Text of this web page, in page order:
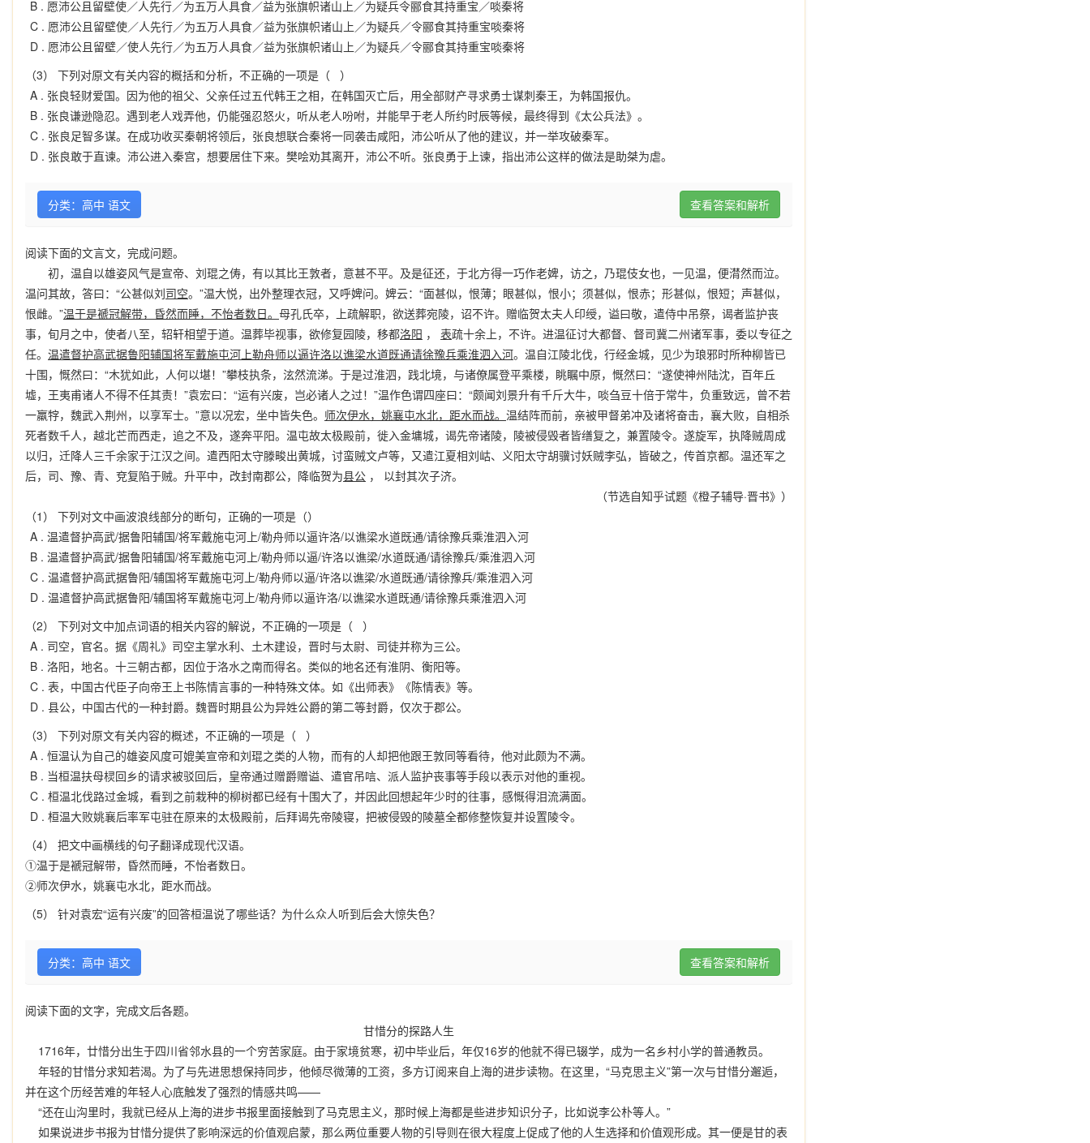
B . 愿沛公且留壁使／人先行／为五万人具食／益为张旗帜诸山上／为疑兵令郦食其持重宝／啖秦将
C . 愿沛公且留壁使／人先行／为五万人具食／益为张旗帜诸山上／为疑兵／令郦食其持重宝啖秦将
D . 愿沛公且留壁／使人先行／为五万人具食／益为张旗帜诸山上／为疑兵／令郦食其持重宝啖秦将
（3） 下列对原文有关内容的概括和分析，不正确的一项是（ ）
A . 张良轻财爱国。因为他的祖父、父亲任过五代韩王之相，在韩国灭亡后，用全部财产寻求勇士谋刺秦王，为韩国报仇。
B . 张良谦逊隐忍。遇到老人戏弄他，仍能强忍怒火，听从老人吩咐，并能早于老人所约时辰等候，最终得到《太公兵法》。
C . 张良足智多谋。在成功收买秦朝将领后，张良想联合秦将一同袭击咸阳，沛公听从了他的建议，并一举攻破秦军。
D . 张良敢于直谏。沛公进入秦宫，想要居住下来。樊哙劝其离开，沛公不听。张良勇于上谏，指出沛公这样的做法是助桀为虐。
分类：高中 语文 查看答案和解析
阅读下面的文言文，完成问题。
初，温自以雄姿风气是宣帝、刘琨之俦，有以其比王敦者，意甚不平。及是征还，于北方得一巧作老婢，访之，乃琨伎女也，一见温，便潸然而泣。
温问其故，答曰：“公甚似刘司空。”温大悦，出外整理衣冠，又呼婢问。婢云：“面甚似，恨薄；眼甚似，恨小；须甚似，恨赤；形甚似，恨短；声甚似，
恨雌。”温于是褫冠解带，昏然而睡，不怡者数日。 母孔氏卒，上疏解职，欲送葬宛陵，诏不许。赠临贺太夫人印绶，谥曰敬，遣侍中吊祭，谒者监护丧
事，旬月之中，使者八至，轺轩相望于道。温葬毕视事，欲修复园陵，移都洛阳 ， 表疏十余上，不许。进温征讨大都督、督司冀二州诸军事，委以专征之
任。 温遣督护高武据鲁阳辅国将军戴施屯河上勒舟师以逼许洛以谯梁水道既通请徐豫兵乘淮泗入河。温自江陵北伐，行经金城，见少为琅邪时所种柳皆已
十围，慨然曰：“木犹如此，人何以堪！”攀枝执条，泫然流涕。于是过淮泗，践北境，与诸僚属登平乘楼，眺瞩中原，慨然曰：“遂使神州陆沈，百年丘
墟，王夷甫诸人不得不任其责！”袁宏曰：“运有兴废，岂必诸人之过！”温作色谓四座曰：“颇闻刘景升有千斤大牛，啖刍豆十倍于常牛，负重致远，曾不若
一羸牸，魏武入荆州，以享军士。”意以况宏，坐中皆失色。 师次伊水，姚襄屯水北，距水而战。 温结阵而前，亲被甲督弟冲及诸将奋击，襄大败，自相杀
死者数千人，越北芒而西走，追之不及，遂奔平阳。温屯故太极殿前，徙入金墉城，谒先帝诸陵，陵被侵毁者皆缮复之，兼置陵令。遂旋军，执降贼周成
以归，迁降人三千余家于江汉之间。遣西阳太守滕畯出黄城，讨蛮贼文卢等，又遣江夏相刘岵、义阳太守胡骥讨妖贼李弘，皆破之，传首京都。温还军之
后，司、豫、青、兗复陷于贼。升平中，改封南郡公，降临贺为县公 ， 以封其次子济。
（节选自知乎试题《橙子辅导·晋书》）
（1） 下列对文中画波浪线部分的断句，正确的一项是（）
A . 温遣督护高武/据鲁阳辅国/将军戴施屯河上/勒舟师以逼许洛/以谯梁水道既通/请徐豫兵乘淮泗入河
B . 温遣督护高武/据鲁阳辅国/将军戴施屯河上/勒舟师以逼/许洛以谯梁/水道既通/请徐豫兵/乘淮泗入河
C . 温遣督护高武据鲁阳/辅国将军戴施屯河上/勒舟师以逼/许洛以谯梁/水道既通/请徐豫兵/乘淮泗入河
D . 温遣督护高武据鲁阳/辅国将军戴施屯河上/勒舟师以逼许洛/以谯梁水道既通/请徐豫兵乘淮泗入河
（2） 下列对文中加点词语的相关内容的解说，不正确的一项是（ ）
A . 司空，官名。据《周礼》司空主掌水利、土木建设，晋时与太尉、司徒并称为三公。
B . 洛阳，地名。十三朝古都，因位于洛水之南而得名。类似的地名还有淮阴、衡阳等。
C . 表，中国古代臣子向帝王上书陈情言事的一种特殊文体。如《出师表》《陈情表》等。
D . 县公，中国古代的一种封爵。魏晋时期县公为异姓公爵的第二等封爵，仅次于郡公。
（3） 下列对原文有关内容的概述，不正确的一项是（ ）
A . 恒温认为自己的雄姿风度可媲美宣帝和刘琨之类的人物，而有的人却把他跟王敦同等看待，他对此颇为不满。
B . 当桓温扶母棂回乡的请求被驳回后，皇帝通过赠爵赠谥、遣官吊唁、派人监护丧事等手段以表示对他的重视。
C . 桓温北伐路过金城，看到之前栽种的柳树都已经有十围大了，并因此回想起年少时的往事，感慨得泪流满面。
D . 桓温大败姚襄后率军屯驻在原来的太极殿前，后拜谒先帝陵寝，把被侵毁的陵墓全都修整恢复并设置陵令。
（4） 把文中画横线的句子翻译成现代汉语。
①温于是褫冠解带，昏然而睡，不怡者数日。
②师次伊水，姚襄屯水北，距水而战。
（5） 针对袁宏“运有兴废”的回答桓温说了哪些话？为什么众人听到后会大惊失色？
分类：高中 语文 查看答案和解析
阅读下面的文字，完成文后各题。
甘惜分的探路人生
1716年，廿惜分出生于四川省邻水县的一个穷苦家庭。由于家境贫寒，初中毕业后，年仅16岁的他就不得已辍学，成为一名乡村小学的普通教员。
年轻的甘惜分求知若渴。为了与先进思想保持同步，他倾尽微薄的工资，多方订阅来自上海的进步读物。在这里，“马克思主义”第一次与甘惜分邂逅，
并在这个历经苦难的年轻人心底触发了强烈的情感共鸣——
“还在山沟里时，我就已经从上海的进步书报里面接触到了马克思主义，那时候上海都是些进步知识分子，比如说李公朴等人。”
如果说进步书报为甘惜分提供了影响深远的价值观启蒙，那么两位重要人物的引导则在很大程度上促成了他的人生选择和价值观形成。其一便是甘的表